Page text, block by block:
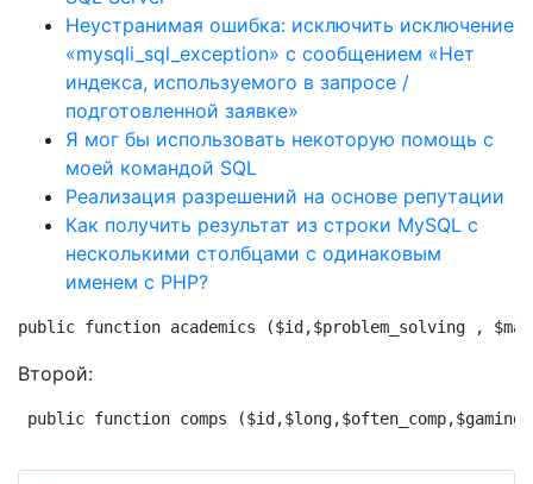
Неустранимая ошибка: исключить исключение
«mysqli_sql_exception» с сообщением «Нет
индекса, используемого в запросе /
подготовленной заявке»
Я мог бы использовать некоторую помощь с
моей командой SQL
Реализация разрешений на основе репутации
Как получить результат из строки MySQL с
несколькими столбцами с одинаковым
именем с PHP?
public function academics ($id,$problem_solving ,
Второй:
public function comps